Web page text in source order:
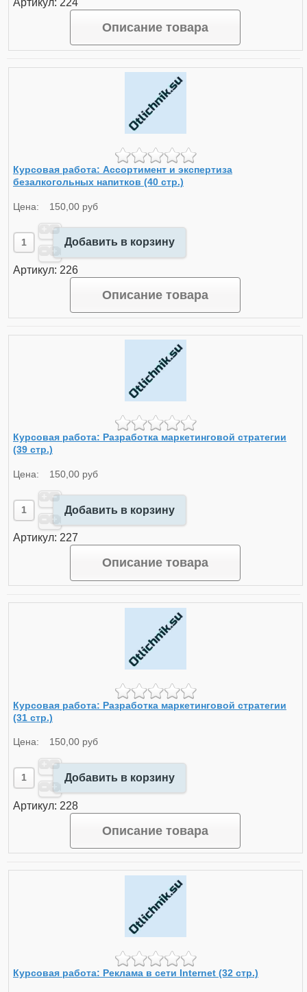
Артикул: 224
Описание товара
Курсовая работа: Ассортимент и экспертиза
безалкогольных напитков (40 стр.)
Цена: 150,00 руб
Добавить в корзину
Артикул: 226
Описание товара
Курсовая работа: Разработка маркетинговой стратегии
(39 стр.)
Цена: 150,00 руб
Добавить в корзину
Артикул: 227
Описание товара
Курсовая работа: Разработка маркетинговой стратегии
(31 стр.)
Цена: 150,00 руб
Добавить в корзину
Артикул: 228
Описание товара
Курсовая работа: Реклама в сети Internet (32 стр.)